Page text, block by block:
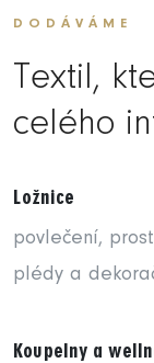
DODÁVÁME
Textil,
celého
Ložnice
povlečení,
plédy a
Koupelny a